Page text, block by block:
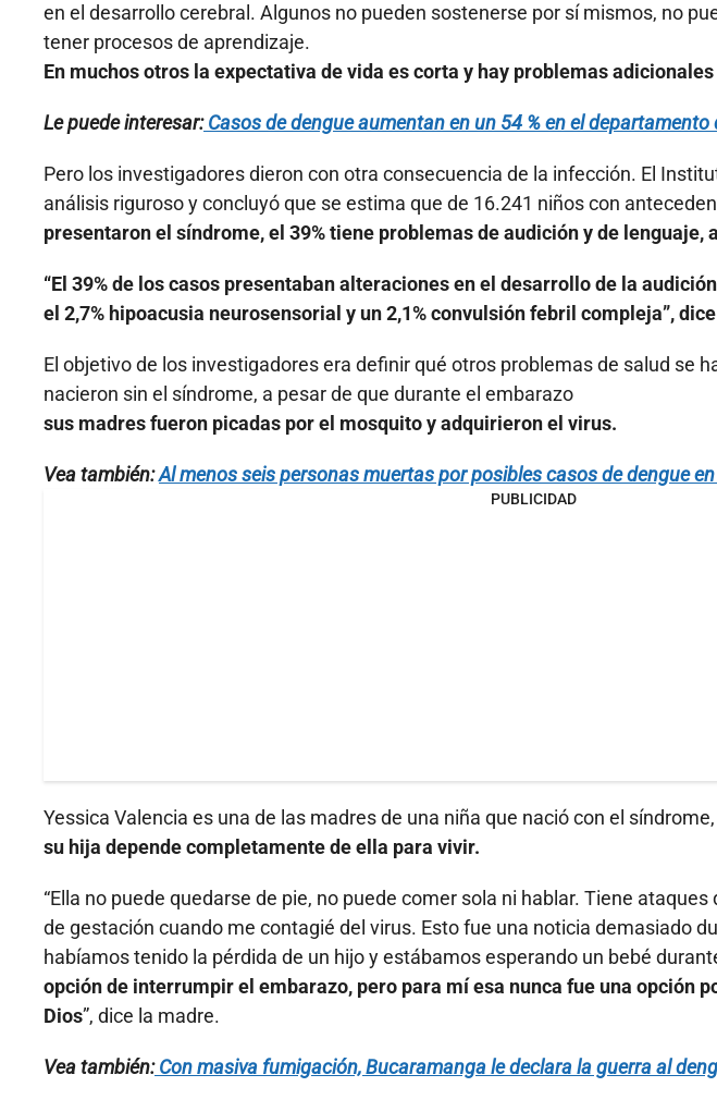
en el desarrollo cerebral. Algunos no pueden sostenerse por sí mismos, no
tener procesos de aprendizaje.
En muchos otros la expectativa de vida es corta y hay problemas
Le puede interesar:Casos de dengue aumentan en un 54 % en el departamento
Pero los investigadores dieron con otra consecuencia de la infección. El
análisis riguroso y concluyó que se estima que de 16.241 niños con
presentaron el síndrome, el 39% tiene problemas de audición y de lenguaje,
“El 39% de los casos presentaban alteraciones en el desarrollo de la
el 2,7% hipoacusia neurosensorial y un 2,1% convulsión febril compleja”,
El objetivo de los investigadores era definir qué otros problemas de salud se
nacieron sin el síndrome, a pesar de que durante el embarazo
sus madres fueron picadas por el mosquito y adquirieron el virus.
Vea también:Al menos seis personas muertas por posibles casos de dengue
PUBLICIDAD
Yessica Valencia es una de las madres de una niña que nació con el
su hija depende completamente de ella para vivir.
“Ella no puede quedarse de pie, no puede comer sola ni hablar. Tiene
de gestación cuando me contagié del virus. Esto fue una noticia demasiado
habíamos tenido la pérdida de un hijo y estábamos esperando un bebé
opción de interrumpir el embarazo, pero para mí esa nunca fue una opción
Dios”, dice la madre.
Vea también:Con masiva fumigación, Bucaramanga le declara la guerra al